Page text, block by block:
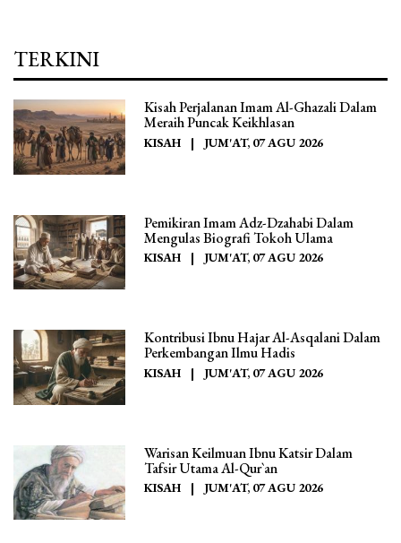
TERKINI
Kisah Perjalanan Imam Al-Ghazali Dalam
Meraih Puncak Keikhlasan
KISAH | JUM'AT, 07 AGU 2026
Pemikiran Imam Adz-Dzahabi Dalam
Mengulas Biografi Tokoh Ulama
KISAH | JUM'AT, 07 AGU 2026
Kontribusi Ibnu Hajar Al-Asqalani Dalam
Perkembangan Ilmu Hadis
KISAH | JUM'AT, 07 AGU 2026
Warisan Keilmuan Ibnu Katsir Dalam
Tafsir Utama Al-Qur`an
KISAH | JUM'AT, 07 AGU 2026